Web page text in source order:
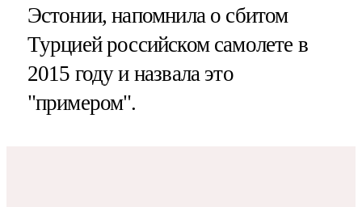
Эстонии, напомнила о сбитом
Турцией российском самолете в
2015 году и назвала это
"примером".